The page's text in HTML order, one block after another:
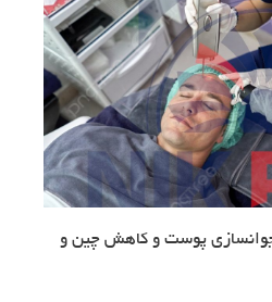
جوانسازی پوست و کاهش چین و